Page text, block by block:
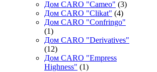
Дом CARO "Cameo" (3)
Дом CARO "Clikat" (4)
Дом CARO "Confringo"
(1)
Дом CARO "Derivatives"
(12)
Дом CARO "Empress
Highness" (1)